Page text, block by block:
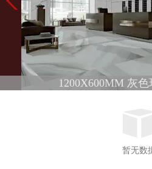
1200X600MM 灰
暂无数